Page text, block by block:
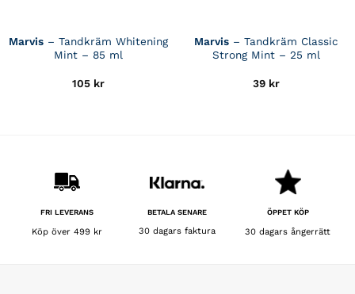
Marvis – Tandkräm Whitening
Mint – 85 ml
105 kr
Marvis – Tandkräm Classic
Strong Mint – 25 ml
39 kr
FRI LEVERANS
Köp över 499 kr
BETALA SENARE
30 dagars faktura
ÖPPET KÖP
30 dagars ångerrätt